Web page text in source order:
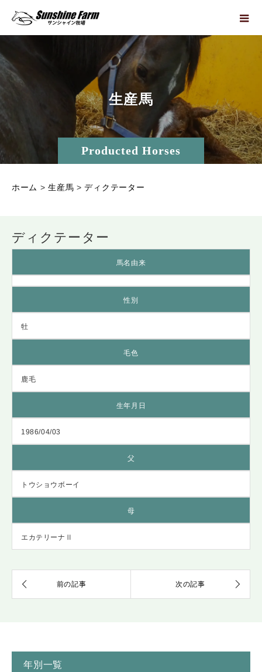
Producted Horses
生産馬
ホーム >生産馬 >ディクテーター
ディクテーター
馬名由来
性別
牡
毛色
鹿毛
生年月日
1986/04/03
父
トウショウボーイ
母
エカテリーナⅡ
年別一覧